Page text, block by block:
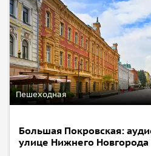
Пешеходная
Большая Покровская:
улице Нижнего Новгорода